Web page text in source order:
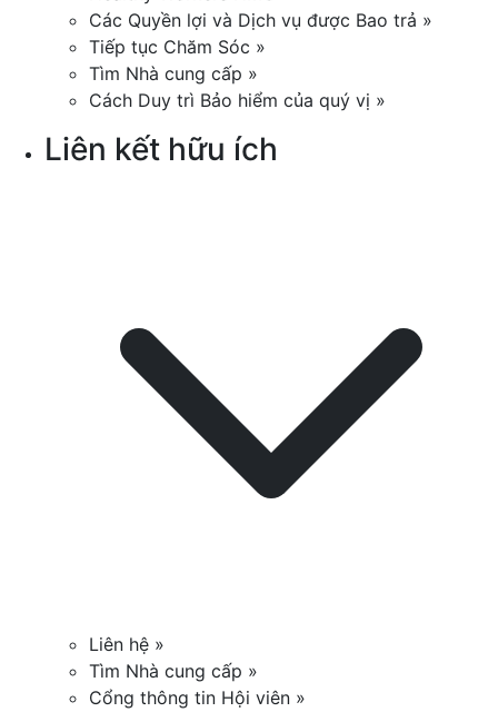
Các Quyền lợi và Dịch vụ được Bao trả »
Tiếp tục Chăm Sóc »
Tìm Nhà cung cấp »
Cách Duy trì Bảo hiểm của quý vị »
Liên kết hữu ích
Liên hệ »
Tìm Nhà cung cấp »
Cổng thông tin Hội viên »